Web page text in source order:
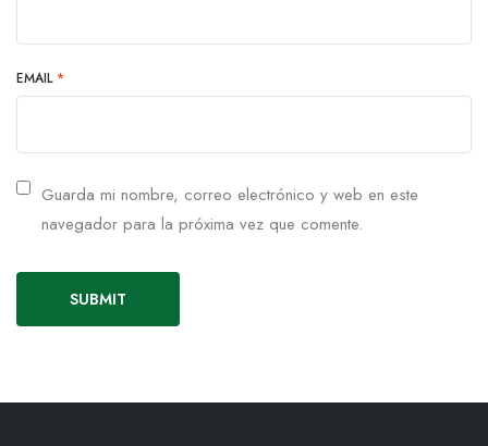
EMAIL *
Guarda mi nombre, correo electrónico y web en este
navegador para la próxima vez que comente.